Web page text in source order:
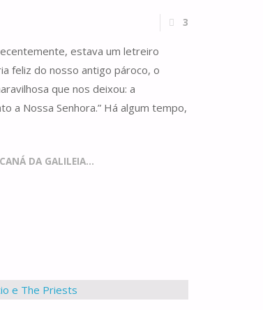
3
estava um letreiro
feliz do nosso antigo pároco, o
que nos deixou: a
a Nossa Senhora.” Há algum tempo,
DA GALILEIA...